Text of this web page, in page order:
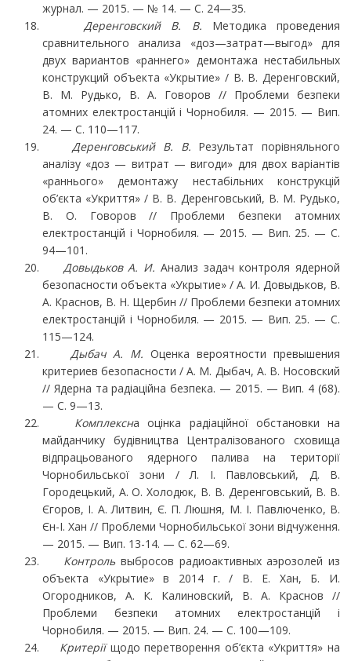
журнал. — 2015. — № 14. — С. 24—35.
Деренговский В. В. Методика проведения
сравнительного анализа «доз—затрат—выгод» для
двух вариантов «раннего» демонтажа нестабильных
конструкций объекта «Укрытие» / В. В. Деренговский,
В. М. Рудько, В. А. Говоров // Проблеми безпеки
атомних електростанцій і Чорнобиля. — 2015. — Вип.
24. — С. 110—117.
Деренговський В. В. Результат порівняльного
аналізу «доз — витрат — вигоди» для двох варіантів
«раннього» демонтажу нестабільних конструкцій
об’єкта «Укриття» / В. В. Дерен­говський, В. М. Рудько,
В. О. Говоров // Проблеми безпеки атомних
електростанцій і Чорно­биля. — 2015. — Вип. 25. — С.
94—101.
Довыдьков А. И. Анализ задач контроля ядерной
безопасности объекта «Укрытие» / А. И. Довыдьков, В.
А. Краснов, В. Н. Щербин // Проблеми безпеки атомних
електростанцій і Чорнобиля. — 2015. — Вип. 25. — С.
115—124.
Дыбач А. М.Оценка вероятности превышения
критериев безопасности / А. М. Дыбач, А. В. Носовский
// Ядерна та радіаційна безпека. — 2015. — Вип. 4 (68).
— С. 9—13.
Комплексна оцінка радіаційної обстановки на
майданчику будівництва Централізованого сховища
відпрацьованого ядерного палива на території
Чорнобильської зони / Л. І. Павлов­ський, Д. В.
Городецький, А. О. Холодюк, В. В. Деренговський, В. В.
Єгоров, І. А. Литвин, Є. П. Люшня, М. І. Павлюченко, В.
Єн-І. Хан // Проблеми Чорнобильської зони відчуження.
— 2015. — Вип. 13-14. — С. 62—69.
Контроль выбросов радиоактивных аэрозолей из
объекта «Укрытие» в 2014 г. / В. Е. Хан, Б. И.
Огородников, А. К. Калиновский, В. А. Краснов //
Проблеми безпеки атомних електро­станцій і
Чорнобиля. — 2015. — Вип. 24. — С. 100—109.
Критерії щодо перетворення об’єкта «Укриття» на